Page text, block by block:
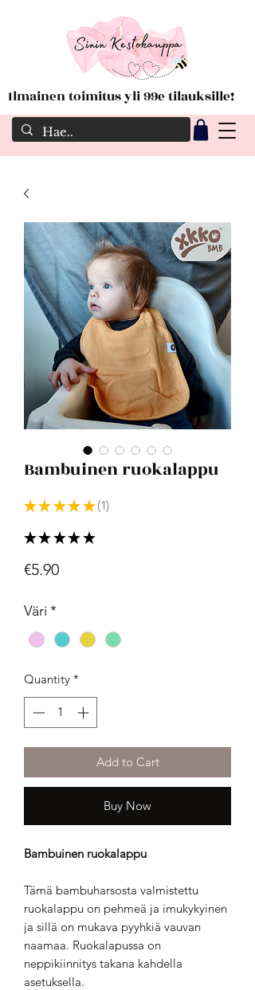
Ilmainen toimitus yli 99e tilauksille!
Bambuinen ruokalappu
★ ★ ★ ★ ★ 1
1
★ ★ ★ ★ ★
€5.90Price
Väri *
Quantity *
Add to Cart
Buy Now
Bambuinen ruokalappu
Tämä bambuharsosta valmistettu
ruokalappu on pehmeä ja imukykyinen
ja sillä on mukava pyyhkiä vauvan
naamaa. Ruokalapussa on
neppikiinnitys takana kahdella
asetuksella.